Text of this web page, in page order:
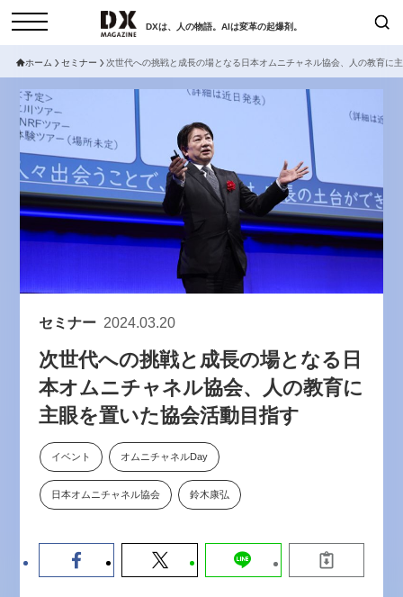
DXは、人の物語。AIは変革の起爆剤。
コラム インタビュー
セミナー
サービスメニュー 日本オムニチャネル協会
トップページ
サイトマップ
お問い合わせ
個人情報保護法について
採用情報
検索
現在開催予定のセミナー
【8/12開催】「イノベーションを
数値化する」～投資される事業の
学ぶ資金調達・巻き込みのリアル
2026-06-10
セミナー
【9/30開催】AIで何でもできる時
ャリアが求められるのか
2026-08-07
ホーム セミナー 次世代への挑戦と成長の場となる日本オムニチャネル協会、人の教育に
セミナー 2024.03.20
次世代への挑戦と成長の場となる日
本オムニチャネル協会、人の教育に
主眼を置いた協会活動目指す
イベント オムニチャネルDay
日本オムニチャネル協会 鈴木康弘